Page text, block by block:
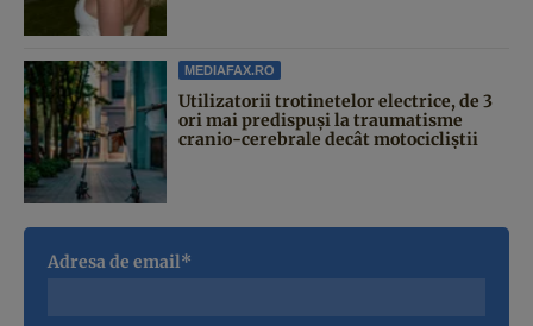
MEDIAFAX.RO
Utilizatorii trotinetelor electrice, de 3
ori mai predispuși la traumatisme
cranio-cerebrale decât motocicliștii
Adresa de email*